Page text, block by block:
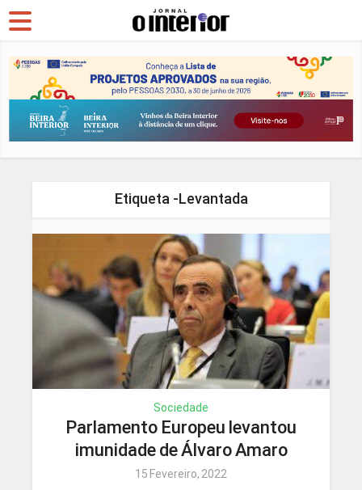
Etiqueta -Levantada
Sociedade
Parlamento Europeu levantou
imunidade de Álvaro Amaro
15 Fevereiro, 2022